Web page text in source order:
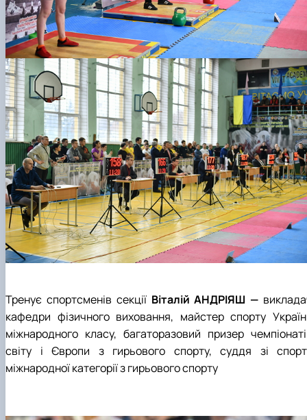
Тренує спортсменів секції Віталій АНДРІЯШ —
кафедри фізичного виховання, майстер спорту
міжнародного класу, багаторазовий призер
світу і Європи з гирьового спорту, суддя зі
міжнародної категорії з гирьового спорту